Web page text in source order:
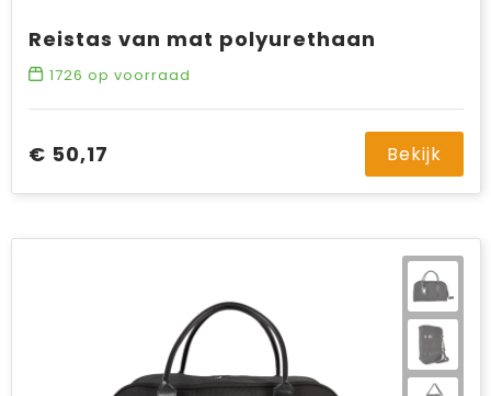
Reistas van mat polyurethaan
1726 op voorraad
€ 50,17 Bekijk